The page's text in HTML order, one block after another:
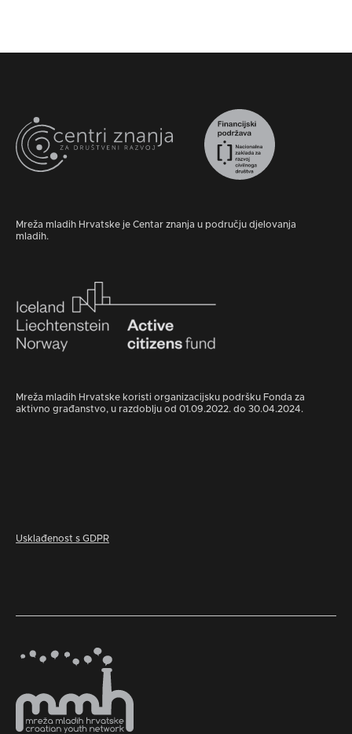
Mreža mladih Hrvatske je Centar znanja u području djelovanja
mladih.
Mreža mladih Hrvatske koristi organizacijsku podršku Fonda za
aktivno građanstvo, u razdoblju od 01.09.2022. do 30.04.2024.
Usklađenost s GDPR